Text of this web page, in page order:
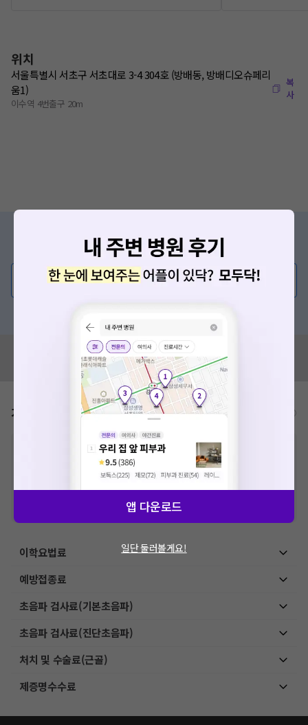
위치
서울특별시 서초구 서초대로 3-4 304호 (방배동, 방배디오슈페리
움1)
이수역 4번출구 20m
복
사
증상/치료, 궁금한 점이 있나요?
의사가 직접 답해드려요!
💬 무엇이든 물어보세요
혹시 잘못된 병원정보가 있나요?
모두닥 팀에 알려주세요!
가격표 비급여/급여 진료란?
비급여 항목의 경우,추가비용 등으로 실제 가격과 상이할 수 있으니, 정확
한 가격은 해당 의료기관에 직접 문의해주세요.
건강보험심사평가원에 고지되어 있는 급여 진료 기준 가
격입니다. (진료와 연관된 복합적인 비용이 추가되어, 병원마다 금액이 다르게
VAT 포함
이학요법료
예방접종료
초음파 검사료(기본초음파)
초음파 검사료(진단초음파)
처치 및 수술료(근골)
제증명수수료
앱 다운로드
일단 둘러볼게요!